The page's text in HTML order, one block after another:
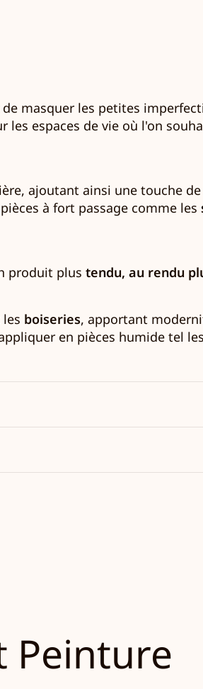
masquer les petites
espaces de vie où l'on
ajoutant ainsi une touche
à fort passage comme les
produit plus tendu, au rendu
les boiseries, apportant
en pièces humide tel les
Peinture